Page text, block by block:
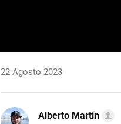
22 Agosto 2023
Alberto Martín